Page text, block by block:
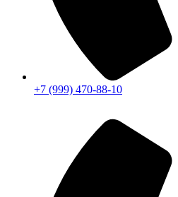
+7 (999) 470-88-10